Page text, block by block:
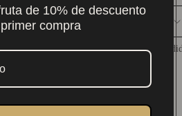
Más
de 10% de descuento
compra